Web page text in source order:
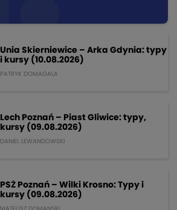
Unia Skierniewice – Arka Gdynia: typy
i kursy (10.08.2026)
PATRYK DOMAGALA
Lech Poznań – Piast Gliwice: typy,
kursy (09.08.2026)
DANIEL LEWANDOWSKI
PSŻ Poznań – Wilki Krosno: Typy i
kursy (09.08.2026)